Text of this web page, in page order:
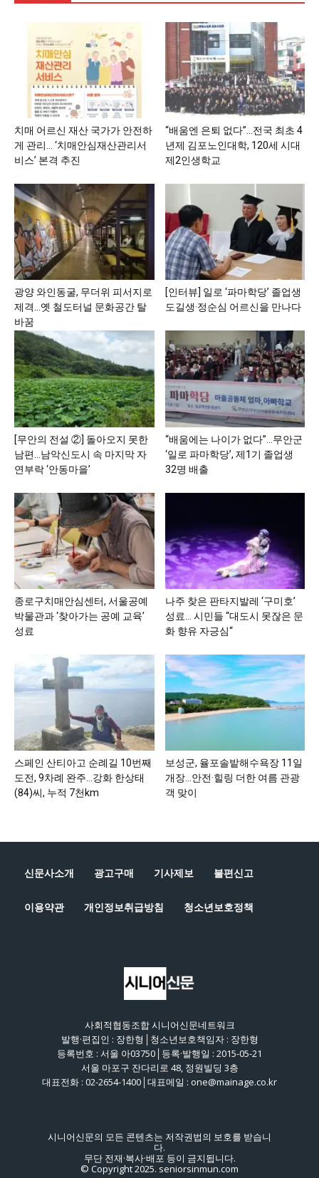
치매 어르신 재산 국가가 안전하
게 관리… ‘치매안심재산관리서
비스’ 본격 추진
“배움엔 은퇴 없다”…전국 최초 4
년제 김포노인대학, 120세 시대
제2인생학교
광양 와인동굴, 무더위 피서지로
제격…옛 철도터널 문화공간 탈
바꿈
[인터뷰] 일로 ‘파마학당’ 졸업생
도길생·정순심 어르신을 만나다
[무안의 전설 ②] 돌아오지 못한
남편…남악신도시 속 마지막 자
연부락 ‘안동마을’
“배움에는 나이가 없다”…무안군
‘일로 파마학당’, 제1기 졸업생
32명 배출
종로구치매안심센터, 서울공예
박물관과 ‘찾아가는 공예 교육’
성료
나주 찾은 판타지발레 ‘구미호’
성료… 시민들 “대도시 못잖은 문
화 향유 자긍심“
스페인 산티아고 순례길 10번째
도전, 9차례 완주…강화 한상태
(84)씨, 누적 7천km
보성군, 율포솔밭해수욕장 11일
개장…안전·힐링 더한 여름 관광
객 맞이
신문사소개 광고구매 기사제보 불편신고
이용약관 개인정보취급방침 청소년보호정책
사회적협동조합 시니어신문네트워크
발행·편집인 : 장한형│청소년보호책임자 : 장한형
등록번호 : 서울 아03750│등록·발행일 : 2015-05-21
서울 마포구 잔다리로 48, 정원빌딩 3층
대표전화 : 02-2654-1400│대표메일 : one@mainage.co.kr
시니어신문의 모든 콘텐츠는 저작권법의 보호를 받습니
다.
무단 전재·복사·배포 등이 금지됩니다.
© Copyright 2025. seniorsinmun.com